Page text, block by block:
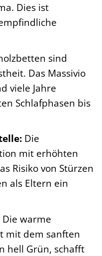
Dies ist
sind
Das Massivio
viele Jahre
Schlafphasen bis
Die
mit erhöhten
Risiko von Stürzen
als Eltern ein
Die warme
mit dem sanften
hell Grün, schafft